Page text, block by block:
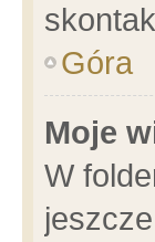
Góra
Moje
W